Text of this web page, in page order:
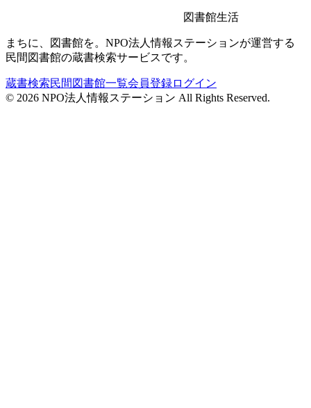
図書館生活
まちに、図書館を。NPO法人情報ステーションが運営する
民間図書館の蔵書検索サービスです。
蔵書検索民間図書館一覧会員登録ログイン
© 2026 NPO法人情報ステーション All Rights Reserved.